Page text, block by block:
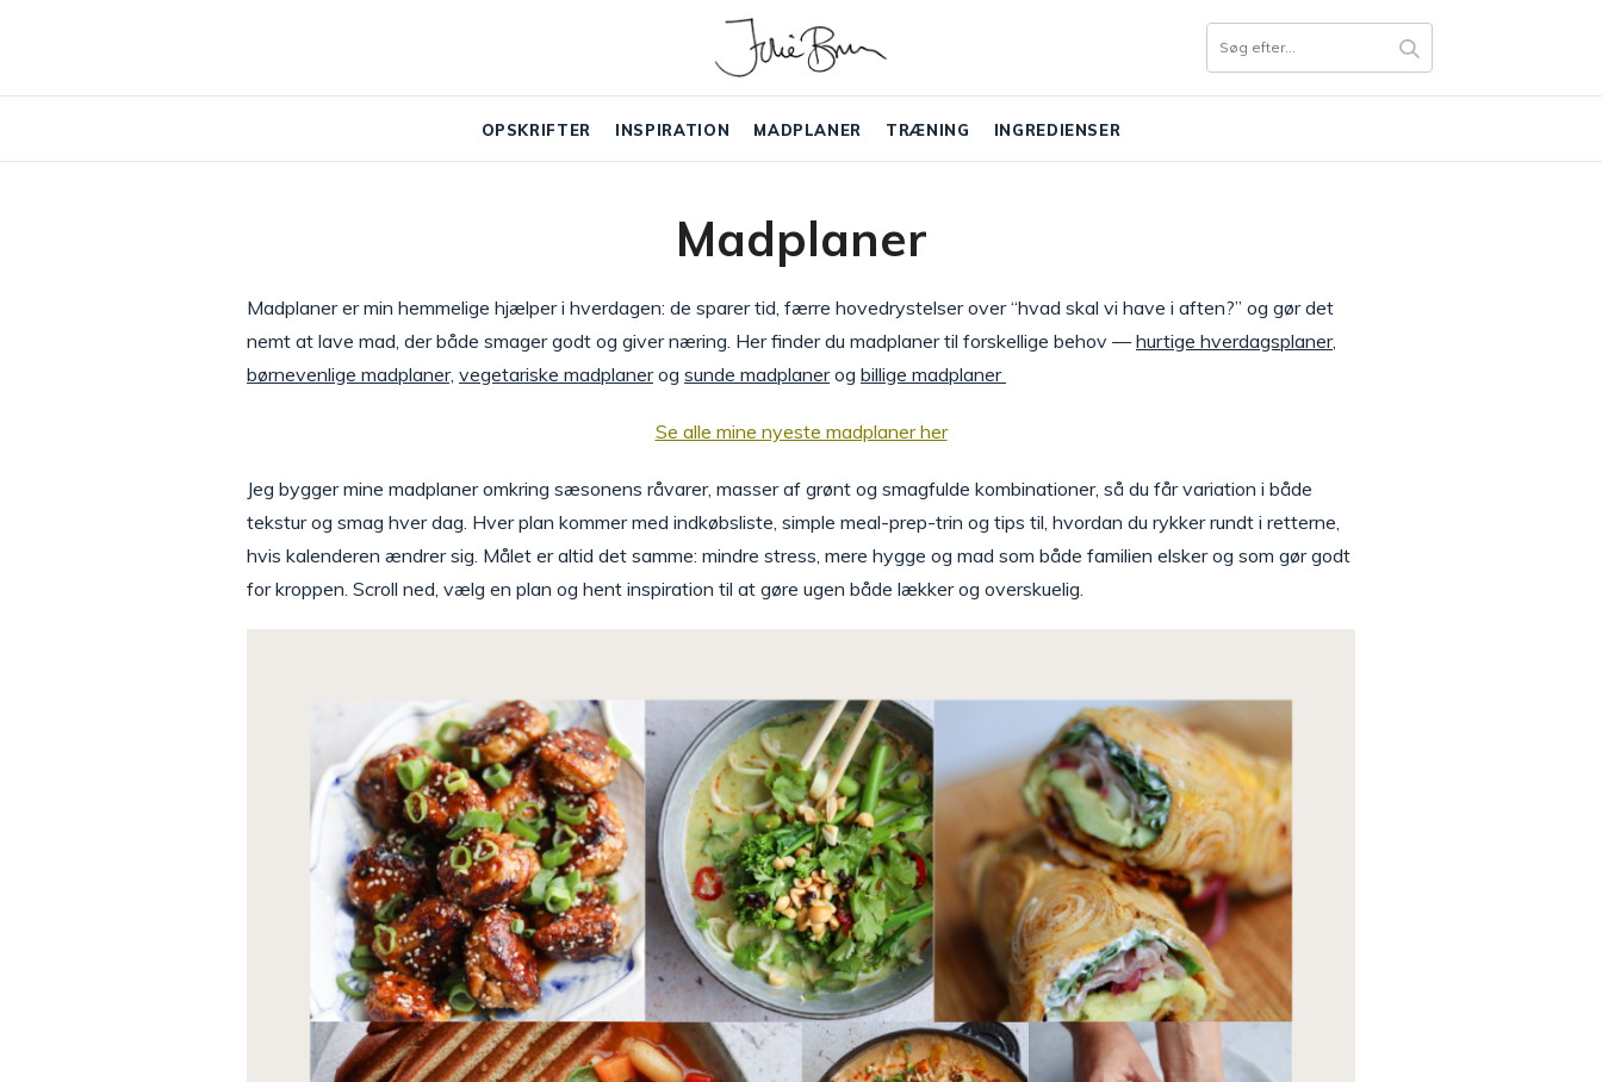
OPSKRIFTER INSPIRATION MADPLANER TRÆNING INGREDIENSER
Madplaner
Madplaner er min hemmelige hjælper i hverdagen: de sparer tid, færre hovedrystelser over “hvad skal vi have i aften?” og gør det
nemt at lave mad, der både smager godt og giver næring. Her finder du madplaner til forskellige behov —hurtige hverdagsplaner,
børnevenlige madplaner, vegetariske madplanerog sunde madplanerog billige madplaner
Se alle mine nyeste madplaner her
Jeg bygger mine madplaner omkring sæsonens råvarer, masser af grønt og smagfulde kombinationer, så du får variation i både
tekstur og smag hver dag. Hver plan kommer med indkøbsliste, simple meal-prep-trin og tips til, hvordan du rykker rundt i retterne,
hvis kalenderen ændrer sig. Målet er altid det samme: mindre stress, mere hygge og mad som både familien elsker og som gør godt
for kroppen. Scroll ned, vælg en plan og hent inspiration til at gøre ugen både lækker og overskuelig.